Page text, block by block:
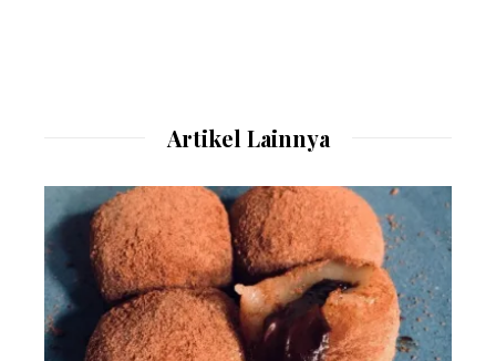
Artikel Lainnya